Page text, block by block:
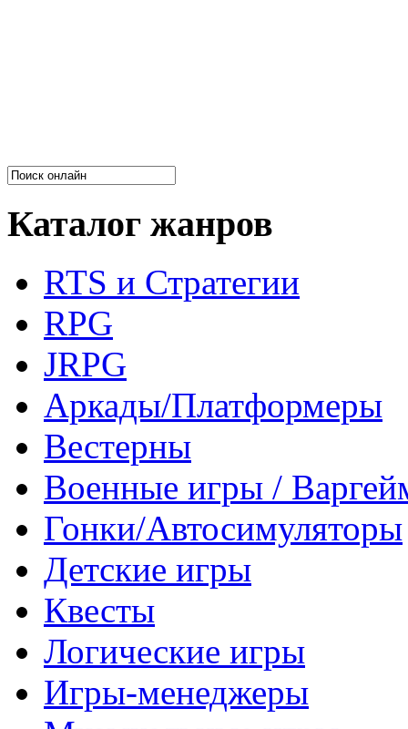
Каталог жанров
RTS и Стратегии
RPG
JRPG
Аркады/Платформеры
Вестерны
Военные игры /
Гонки/Автосимуляторы
Детские игры
Квесты
Логические игры
Игры-менеджеры